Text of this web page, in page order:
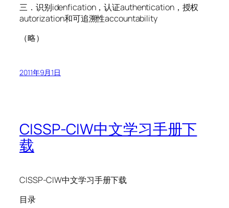
三．识别idenfication，认证authentication，授权
autorization和可追溯性accountability
（略）
2011年9月1日
CISSP-CIW中文学习手册下
载
CISSP-CIW中文学习手册下载
目录